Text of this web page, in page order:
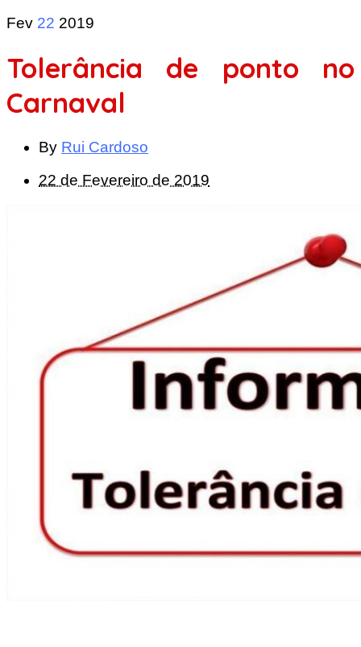
Fev 22 2019
Tolerância de ponto no
Carnaval
By Rui Cardoso
22 de Fevereiro de 2019